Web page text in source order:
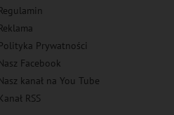
Prywatności
Facebook
kanał na You Tube
RSS